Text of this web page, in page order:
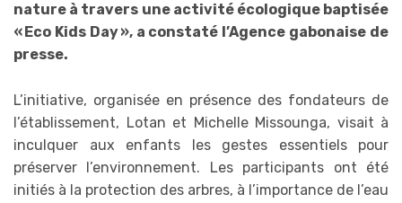
nature à travers une activité écologique baptisée
« Eco Kids Day », a constaté l’Agence gabonaise de
presse.
L’initiative, organisée en présence des fondateurs de
l’établissement, Lotan et Michelle Missounga, visait à
inculquer aux enfants les gestes essentiels pour
préserver l’environnement. Les participants ont été
initiés à la protection des arbres, à l’importance de l’eau